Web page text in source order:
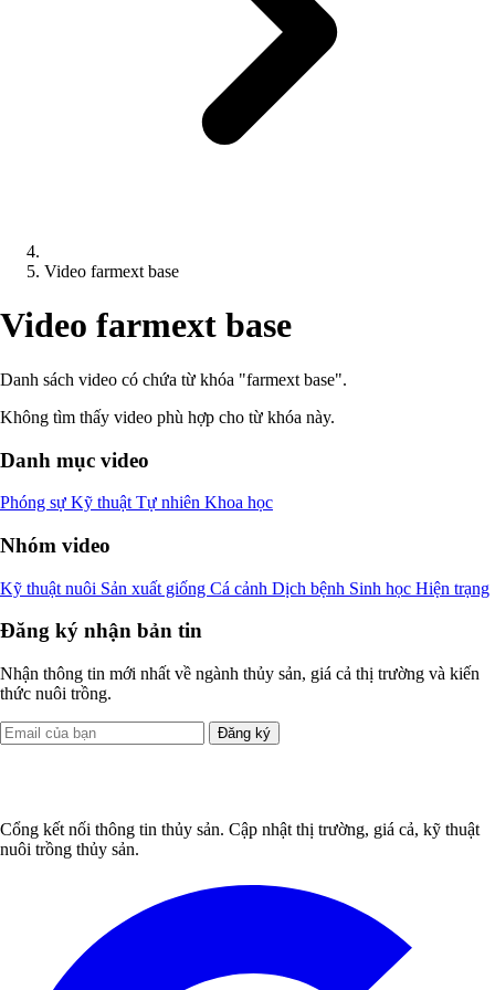
Video farmext base
Video farmext base
Danh sách video có chứa từ khóa "farmext base".
Không tìm thấy video phù hợp cho từ khóa này.
Danh mục video
Phóng sự Kỹ thuật Tự nhiên Khoa học
Nhóm video
Kỹ thuật nuôi Sản xuất giống Cá cảnh Dịch bệnh Sinh học Hiện trạng
Đăng ký nhận bản tin
Nhận thông tin mới nhất về ngành thủy sản, giá cả thị trường và kiến
thức nuôi trồng.
Đăng ký
Cổng kết nối thông tin thủy sản. Cập nhật thị trường, giá cả, kỹ thuật
nuôi trồng thủy sản.